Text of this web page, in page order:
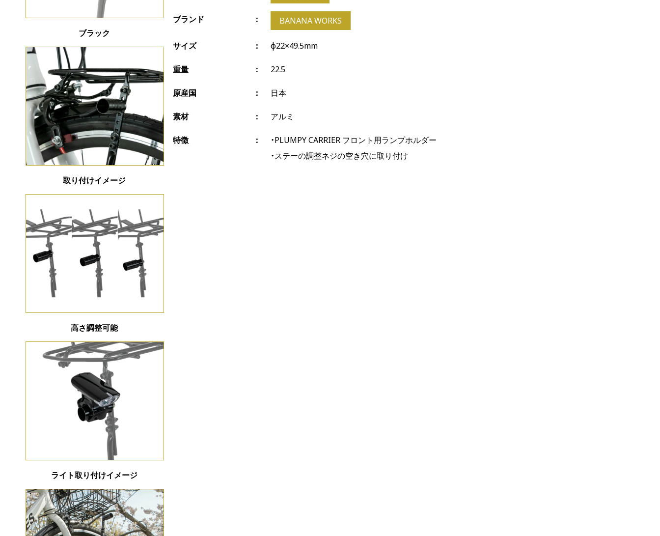
ブラック
取り付けイメージ
高さ調整可能
ライト取り付けイメージ
ブランド BANANA WORKS
サイズ φ22×49.5mm
重量 22.5
原産国 日本
素材 アルミ
特徴
・PLUMPY CARRIER フロント用ランプホルダー
・ステーの調整ネジの空き穴に取り付け